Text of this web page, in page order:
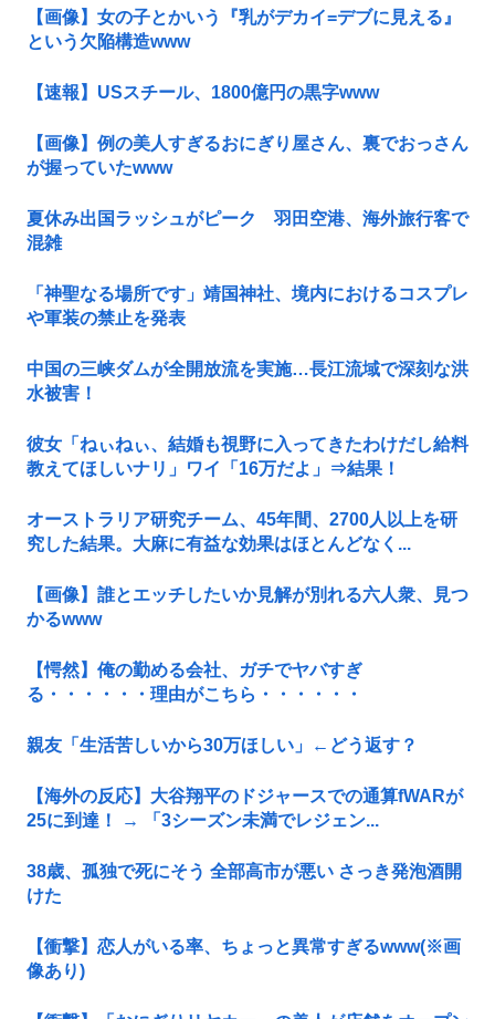
【画像】女の子とかいう『乳がデカイ=デブに見える』
という欠陥構造www
【速報】USスチール、1800億円の黒字www
【画像】例の美人すぎるおにぎり屋さん、裏でおっさん
が握っていたwww
夏休み出国ラッシュがピーク 羽田空港、海外旅行客で
混雑
「神聖なる場所です」靖国神社、境内におけるコスプレ
や軍装の禁止を発表
中国の三峡ダムが全開放流を実施…長江流域で深刻な洪
水被害！
彼女「ねぃねぃ、結婚も視野に入ってきたわけだし給料
教えてほしいナリ」ワイ「16万だよ」⇒結果！
オーストラリア研究チーム、45年間、2700人以上を研
究した結果。大麻に有益な効果はほとんどなく...
【画像】誰とエッチしたいか見解が別れる六人衆、見つ
かるwww
【愕然】俺の勤める会社、ガチでヤバすぎ
る・・・・・・理由がこちら・・・・・・
親友「生活苦しいから30万ほしい」←どう返す？
【海外の反応】大谷翔平のドジャースでの通算fWARが
25に到達！ → 「3シーズン未満でレジェン...
38歳、孤独で死にそう 全部高市が悪い さっき発泡酒開
けた
【衝撃】恋人がいる率、ちょっと異常すぎるwww(※画
像あり)